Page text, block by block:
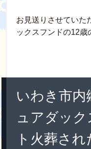
o
k
お見送りさせていた
ックスフンドの12歳
いわき市内
ュアダッ
ト火葬され